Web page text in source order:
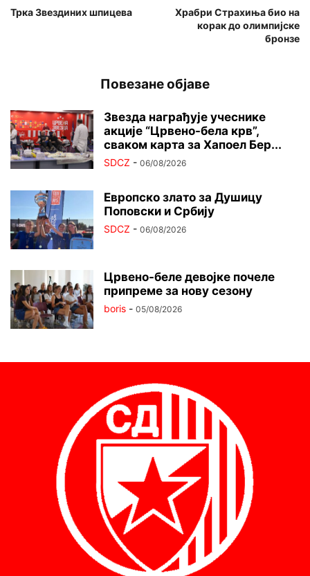
Трка Звездиних шпицева
Храбри Страхиња био на
корак до олимпијске
бронзе
Повезане објаве
Звезда награђује учеснике
акције “Црвено-бела крв”,
сваком карта за Хапоел Бер...
SDCZ - 06/08/2026
Европско злато за Душицу
Поповски и Србију
SDCZ - 06/08/2026
Црвено-беле девојке почеле
припреме за нову сезону
boris - 05/08/2026